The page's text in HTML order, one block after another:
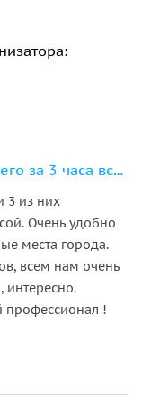
По следам казанского кота или всего за 3 часа всё про Казань
3 из них
Очень удобно
места города.
всем нам очень
интересно.
профессионал !